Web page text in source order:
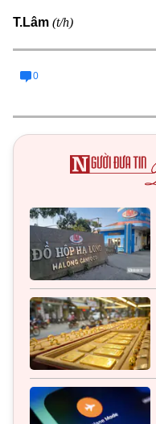
T.Lâm (t/h)
0